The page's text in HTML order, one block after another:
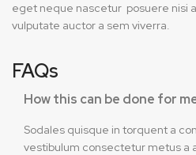
eget neque nascetur posuere nisi
vulputate auctor a sem viverra.
FAQs
How this can be done for
Sodales quisque in torquent a
vestibulum consectetur metus a